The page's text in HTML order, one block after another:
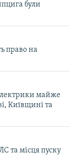
були
право на
майже
Київщині та
та місця пуску